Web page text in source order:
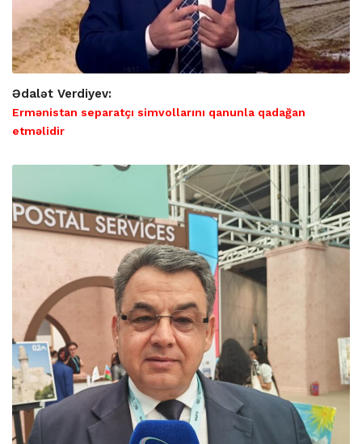
Ədalət Verdiyev:
Ermənistan separatçı simvollarını qanunla qadağan
etməlidir